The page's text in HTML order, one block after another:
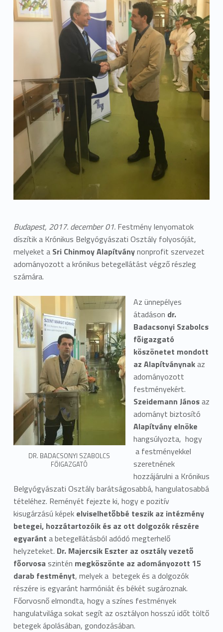
Budapest, 2017. december 01.Festmény lenyomatok
díszítik a Krónikus Belgyógyászati Osztály folyosóját,
melyeket a Sri Chinmoy Alapítványnonprofit szervezet
adományozott a krónikus betegellátást végző részleg
számára.
DR. BADACSONYI SZABOLCS
FŐIGAZGATÓ
Az ünnepélyes
átadáson dr.
Badacsonyi Szabolcs
főigazgató
köszönetet mondott
az Alapítványnakaz
adományozott
festményekért.
Szeidemann Jánosaz
adományt biztosító
Alapítvány elnöke
hangsúlyozta, hogy
a festményekkel
szeretnének
hozzájárulni a Krónikus
Belgyógyászati Osztály barátságosabbá, hangulatosabbá
tételéhez. Reményét fejezte ki, hogy e pozitív
kisugárzású képek elviselhetőbbé teszik az intézmény
betegei, hozzátartozóik és az ott dolgozók részére
egyaránt a betegellátásból adódó megterhelő
helyzeteket. Dr. Majercsik Eszter az osztály vezető
főorvosa szintén megköszönte az adományozott 15
darab festményt, melyek a betegek és a dolgozók
részére is egyaránt harmóniát és békét sugároznak.
Főorvosnő elmondta, hogy a színes festmények
hangulatvilága sokat segít az osztályon hosszú időt töltő
betegek ápolásában, gondozásában.